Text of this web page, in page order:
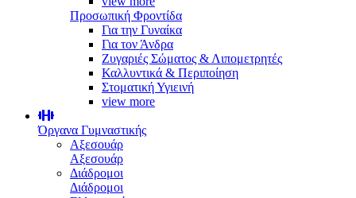
Προσωπική Φροντίδα
Για την Γυναίκα
Για τον Άνδρα
Ζυγαριές Σώματος & Λιπομετρητές
Καλλυντικά & Περιποίηση
Στοματική Υγιεινή
view more
Όργανα Γυμναστικής
Αξεσουάρ
Αξεσουάρ
Διάδρομοι
Διάδρομοι